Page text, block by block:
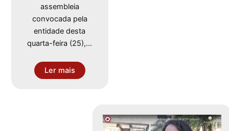
assembleia
convocada pela
entidade desta
quarta-feira (25),…
Ler mais